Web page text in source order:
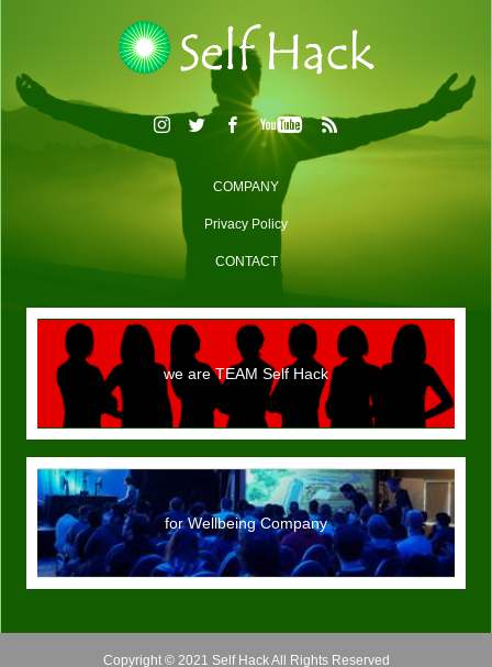
COMPANY
Privacy Policy
CONTACT
we are TEAM Self Hack
for Wellbeing Company
Copyright © 2021 Self Hack All Rights Reserved